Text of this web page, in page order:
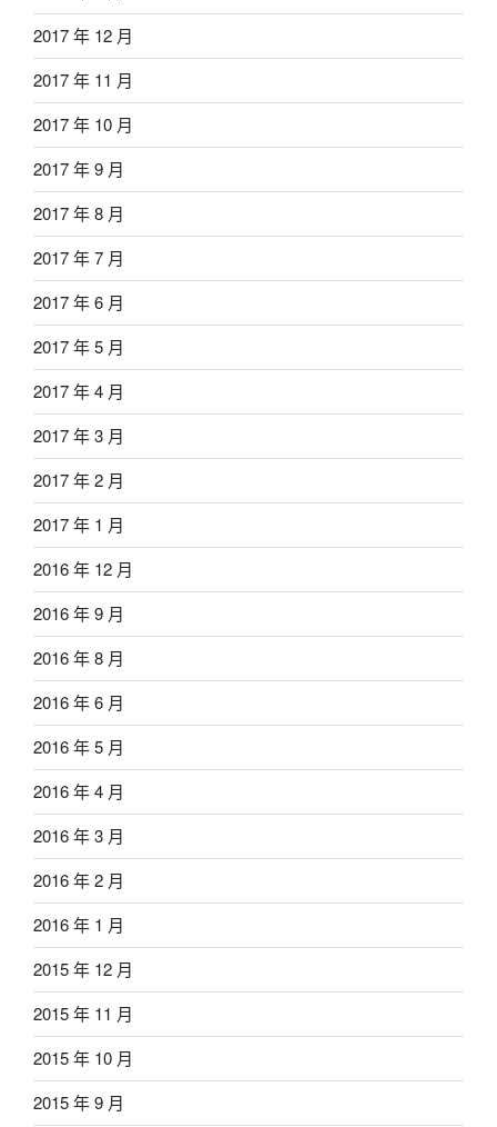
2017 年 12 月
2017 年 11 月
2017 年 10 月
2017 年 9 月
2017 年 8 月
2017 年 7 月
2017 年 6 月
2017 年 5 月
2017 年 4 月
2017 年 3 月
2017 年 2 月
2017 年 1 月
2016 年 12 月
2016 年 9 月
2016 年 8 月
2016 年 6 月
2016 年 5 月
2016 年 4 月
2016 年 3 月
2016 年 2 月
2016 年 1 月
2015 年 12 月
2015 年 11 月
2015 年 10 月
2015 年 9 月